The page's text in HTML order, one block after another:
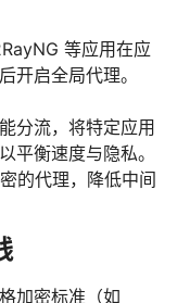
等应用在应
开启全局代理。
分流，将特定应用
平衡速度与隐私。
的代理，降低中间
加密标准（如